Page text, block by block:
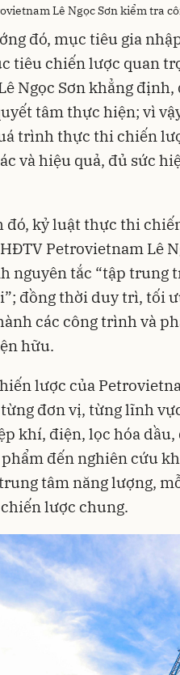
Lê Ngọc Sơn kiểm tra
đó, mục tiêu gia
tiêu chiến lược quan
Ngọc Sơn khẳng
tâm thực hiện; vì
trình thực thi chiến
và hiệu quả, đủ sức
đó, kỷ luật thực thi
Petrovietnam Lê
nguyên tắc “tập trung
đồng thời duy trì, tối
các công trình và
hữu.
lược của
đơn vị, từng lĩnh
khí, điện, lọc hóa
đến nghiên cứu
tâm năng lượng,
lược chung.